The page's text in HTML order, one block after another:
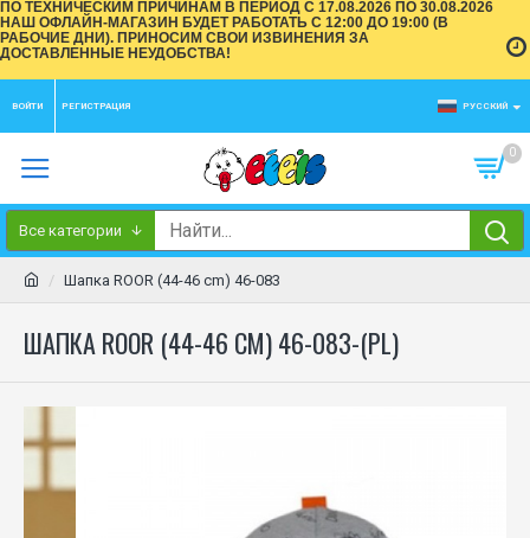
ПО ТЕХНИЧЕСКИМ ПРИЧИНАМ В ПЕРИОД С 17.08.2026 ПО 30.08.2026
НАШ ОФЛАЙН-МАГАЗИН БУДЕТ РАБОТАТЬ С 12:00 ДО 19:00 (В
РАБОЧИЕ ДНИ). ПРИНОСИМ СВОИ ИЗВИНЕНИЯ ЗА
ДОСТАВЛЕННЫЕ НЕУДОБСТВА!
ВОЙТИ РЕГИСТРАЦИЯ РУССКИЙ
0
Все категории
Шапка ROOR (44-46 cm) 46-083
ШАПКА ROOR (44-46 CM) 46-083-(PL)